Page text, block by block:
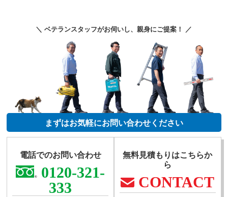
＼ ベテランスタッフがお伺いし、親身にご提案！ ／
まずはお気軽にお問い合わせください
電話でのお問い合わせ
0120-321-
333
無料見積もりはこちらか
ら
CONTACT